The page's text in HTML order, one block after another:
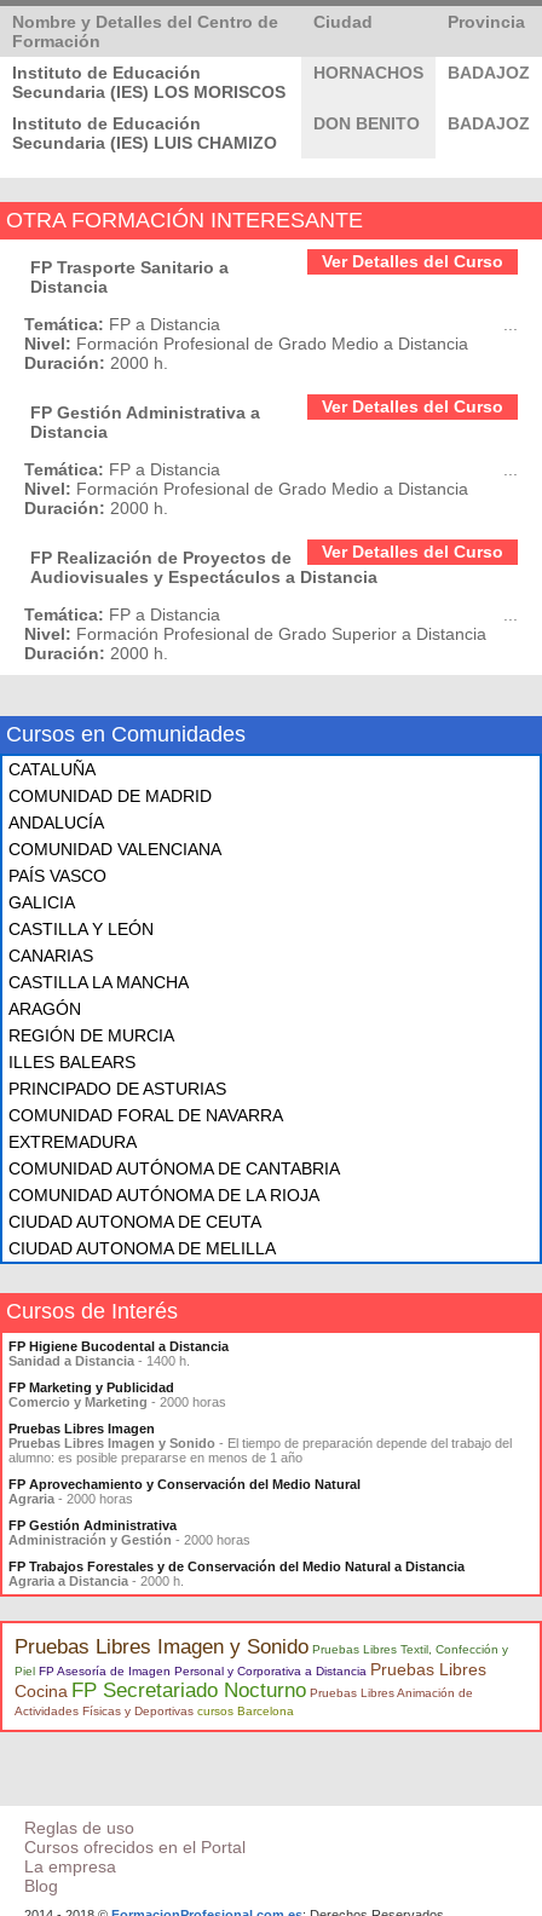
Nombre y Detalles del Centro de
Formación
Ciudad Provincia
Instituto de Educación
Secundaria (IES) LOS MORISCOS
HORNACHOS BADAJOZ
Instituto de Educación
Secundaria (IES) LUIS CHAMIZO
DON BENITO BADAJOZ
OTRA FORMACIÓN INTERESANTE
Ver Detalles del Curso
FP Trasporte Sanitario a
Distancia
Temática: FP a Distancia
Nivel: Formación Profesional de Grado Medio a Distancia
Duración: 2000 h.
Ver Detalles del Curso
FP Gestión Administrativa a
Distancia
Temática: FP a Distancia
Nivel: Formación Profesional de Grado Medio a Distancia
Duración: 2000 h.
Ver Detalles del Curso
FP Realización de Proyectos de
Audiovisuales y Espectáculos a Distancia
Temática: FP a Distancia
Nivel: Formación Profesional de Grado Superior a Distancia
Duración: 2000 h.
Cursos en Comunidades
CATALUÑA
COMUNIDAD DE MADRID
ANDALUCÍA
COMUNIDAD VALENCIANA
PAÍS VASCO
GALICIA
CASTILLA Y LEÓN
CANARIAS
CASTILLA LA MANCHA
ARAGÓN
REGIÓN DE MURCIA
ILLES BALEARS
PRINCIPADO DE ASTURIAS
COMUNIDAD FORAL DE NAVARRA
EXTREMADURA
COMUNIDAD AUTÓNOMA DE CANTABRIA
COMUNIDAD AUTÓNOMA DE LA RIOJA
CIUDAD AUTONOMA DE CEUTA
CIUDAD AUTONOMA DE MELILLA
Cursos de Interés
FP Higiene Bucodental a Distancia
Sanidad a Distancia - 1400 h.
FP Marketing y Publicidad
Comercio y Marketing - 2000 horas
Pruebas Libres Imagen
Pruebas Libres Imagen y Sonido - El tiempo de preparación depende del trabajo del
alumno: es posible prepararse en menos de 1 año
FP Aprovechamiento y Conservación del Medio Natural
Agraria - 2000 horas
FP Gestión Administrativa
Administración y Gestión - 2000 horas
FP Trabajos Forestales y de Conservación del Medio Natural a Distancia
Agraria a Distancia - 2000 h.
Pruebas Libres Imagen y Sonido Pruebas Libres Textil, Confección y
Piel FP Asesoría de Imagen Personal y Corporativa a Distancia Pruebas Libres
Cocina FP Secretariado Nocturno Pruebas Libres Animación de
Actividades Físicas y Deportivas cursos Barcelona
Reglas de uso
Cursos ofrecidos en el Portal
La empresa
Blog